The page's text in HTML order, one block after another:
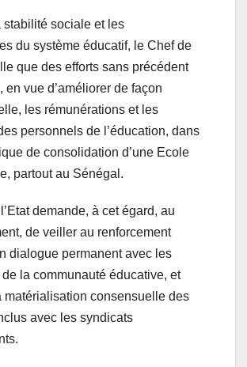
stabilité sociale et les
du système éducatif, le Chef de
que des efforts sans précédent
en vue d’améliorer de façon
les rémunérations et les
personnels de l’éducation, dans
de consolidation d’une Ecole
partout au Sénégal.
demande, à cet égard, au
de veiller au renforcement
dialogue permanent avec les
la communauté éducative, et
matérialisation consensuelle des
avec les syndicats